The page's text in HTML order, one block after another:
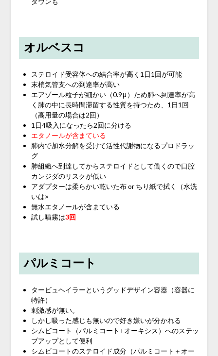
オルベスコ
ステロイド受容体への結合率が高く1日1回が可能
末梢気管支への到達率が高い
エアゾール粒子が細かい（0.9μ）ため肺へ到達率が高
く肺の中に長時間滞留する性質を持つため、1日1回
（高用量の場合は2回）
1日4吸入になったら2回に分ける
エタノールが含まている
肺内で加水分解を受けて活性代謝物になるプロドラッ
グ
肺組織へ到達してからステロイドとして働くので口腔
カンジダのリスクが低い
アダプターは柔らかい乾いた布 or ちり紙で拭く（水洗
いは×
無水エタノールが含まている
試し噴霧は3回
パルミコート
タービュヘイラーというグッドデザイン容器（容器に
特許）
刺激感が無い。
しかし吸った感じも無いので好き嫌いが分かれる
シムビコート（パルミコート+オーキシス）へのステッ
プアップとして便利
シムビコートのステロイド成分（パルミコート＋オー